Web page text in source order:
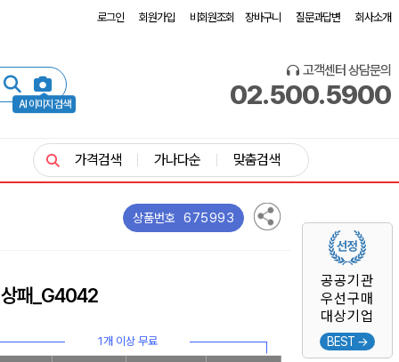
로그인 회원가입 비회원조회 장바구니 질문과답변 회사소개
AI 이미지 검색
고객센터 상담문의
02.500.5900
공공기관
우선구매
대상기업
BEST →
가격검색 가나다순 맞춤검색
상품번호 675993
패_G4042
1개 이상 무료